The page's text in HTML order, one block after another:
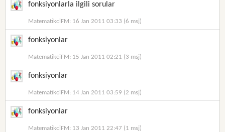
fonksiyonlarla ilgili sorular
MatematikciFM: 16 Jan 2011 03:33 (6 msj)
fonksiyonlar
MatematikciFM: 15 Jan 2011 02:21 (3 msj)
fonksiyonlar
MatematikciFM: 14 Jan 2011 03:59 (2 msj)
fonksiyonlar
MatematikciFM: 13 Jan 2011 22:47 (1 msj)